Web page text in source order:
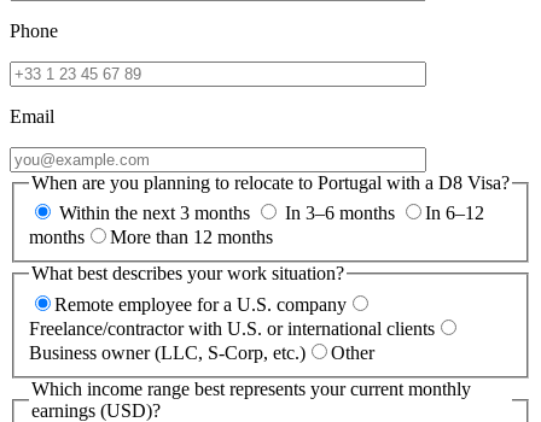
Phone
Email
When are you planning to relocate to Portugal with a D8 Visa?
Within the next 3 months
In 3–6 months
In 6–12
months
More than 12 months
What best describes your work situation?
Remote employee for a U.S. company
Freelance/contractor with U.S. or international clients
Business owner (LLC, S-Corp, etc.)
Other
Which income range best represents your current monthly
earnings (USD)?